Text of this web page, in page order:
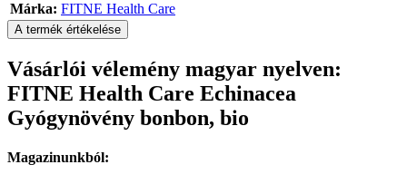
Márka: FITNE Health Care
A termék értékelése
Vásárlói vélemény magyar nyelven:
FITNE Health Care Echinacea
Gyógynövény bonbon, bio
Magazinunkból: